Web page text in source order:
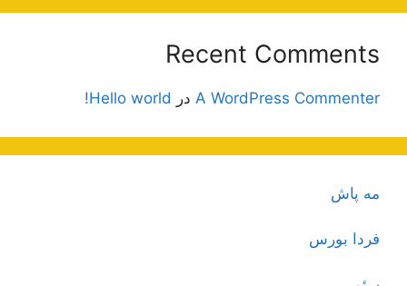
Recent Comments
A WordPress Commenter در Hello world!
مه پاش
فردا بورس